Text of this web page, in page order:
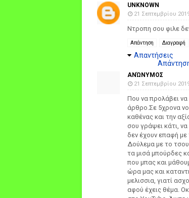
UNKNOWN
21 Σεπτεμβρίου
Ντροπη σου φιλε
Απάντηση Διαγραφή
Απαντήσεις
ΑΝΏΝΥΜΟΣ
21 Σεπτεμβρίου
Που να προλάβει να
άρθρο.Σε 5χρονα
καθένας και την
σου γράψει κάτι,
δεν έχουν επαφή με
Δούλεμα με το
τα μισά μπούρδες
που μπας και
ώρα μας και
μελισσια, γιατί
αφού έχεις θέμα.